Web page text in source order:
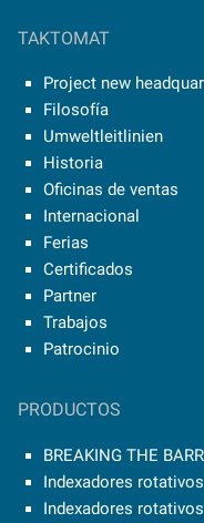
TAKTOMAT
Project new
Filosofía
Umweltleitlinien
Historia
Oficinas de ventas
Internacional
Ferias
Certificados
Partner
Trabajos
Patrocinio
PRODUCTOS
BREAKING THE
Indexadores
Indexadores